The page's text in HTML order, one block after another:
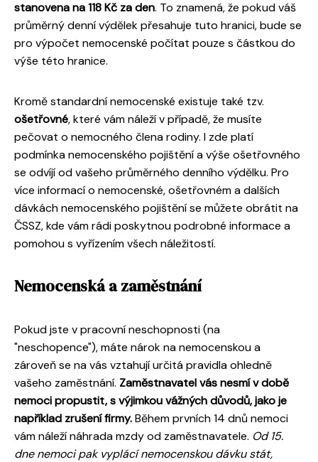
stanovena na 118 Kč za den. To znamená, že pokud váš
průměrný denní výdělek přesahuje tuto hranici, bude se
pro výpočet nemocenské počítat pouze s částkou do
výše této hranice.
Kromě standardní nemocenské existuje také tzv.
ošetřovné, které vám náleží v případě, že musíte
pečovat o nemocného člena rodiny. I zde platí
podmínka nemocenského pojištění a výše ošetřovného
se odvíjí od vašeho průměrného denního výdělku. Pro
více informací o nemocenské, ošetřovném a dalších
dávkách nemocenského pojištění se můžete obrátit na
ČSSZ, kde vám rádi poskytnou podrobné informace a
pomohou s vyřízením všech náležitostí.
Nemocenská a zaměstnání
Pokud jste v pracovní neschopnosti (na
"neschopence"), máte nárok na nemocenskou a
zároveň se na vás vztahují určitá pravidla ohledně
vašeho zaměstnání. Zaměstnavatel vás nesmí v době
nemoci propustit, s výjimkou vážných důvodů, jako je
například zrušení firmy.Během prvních 14 dnů nemoci
vám náleží náhrada mzdy od zaměstnavatele. Od 15.
dne nemoci pak vyplácí nemocenskou dávku stát,